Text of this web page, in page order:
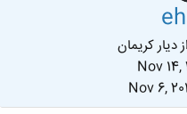
ازدیار کریمان
Nov 14,
Nov 6,